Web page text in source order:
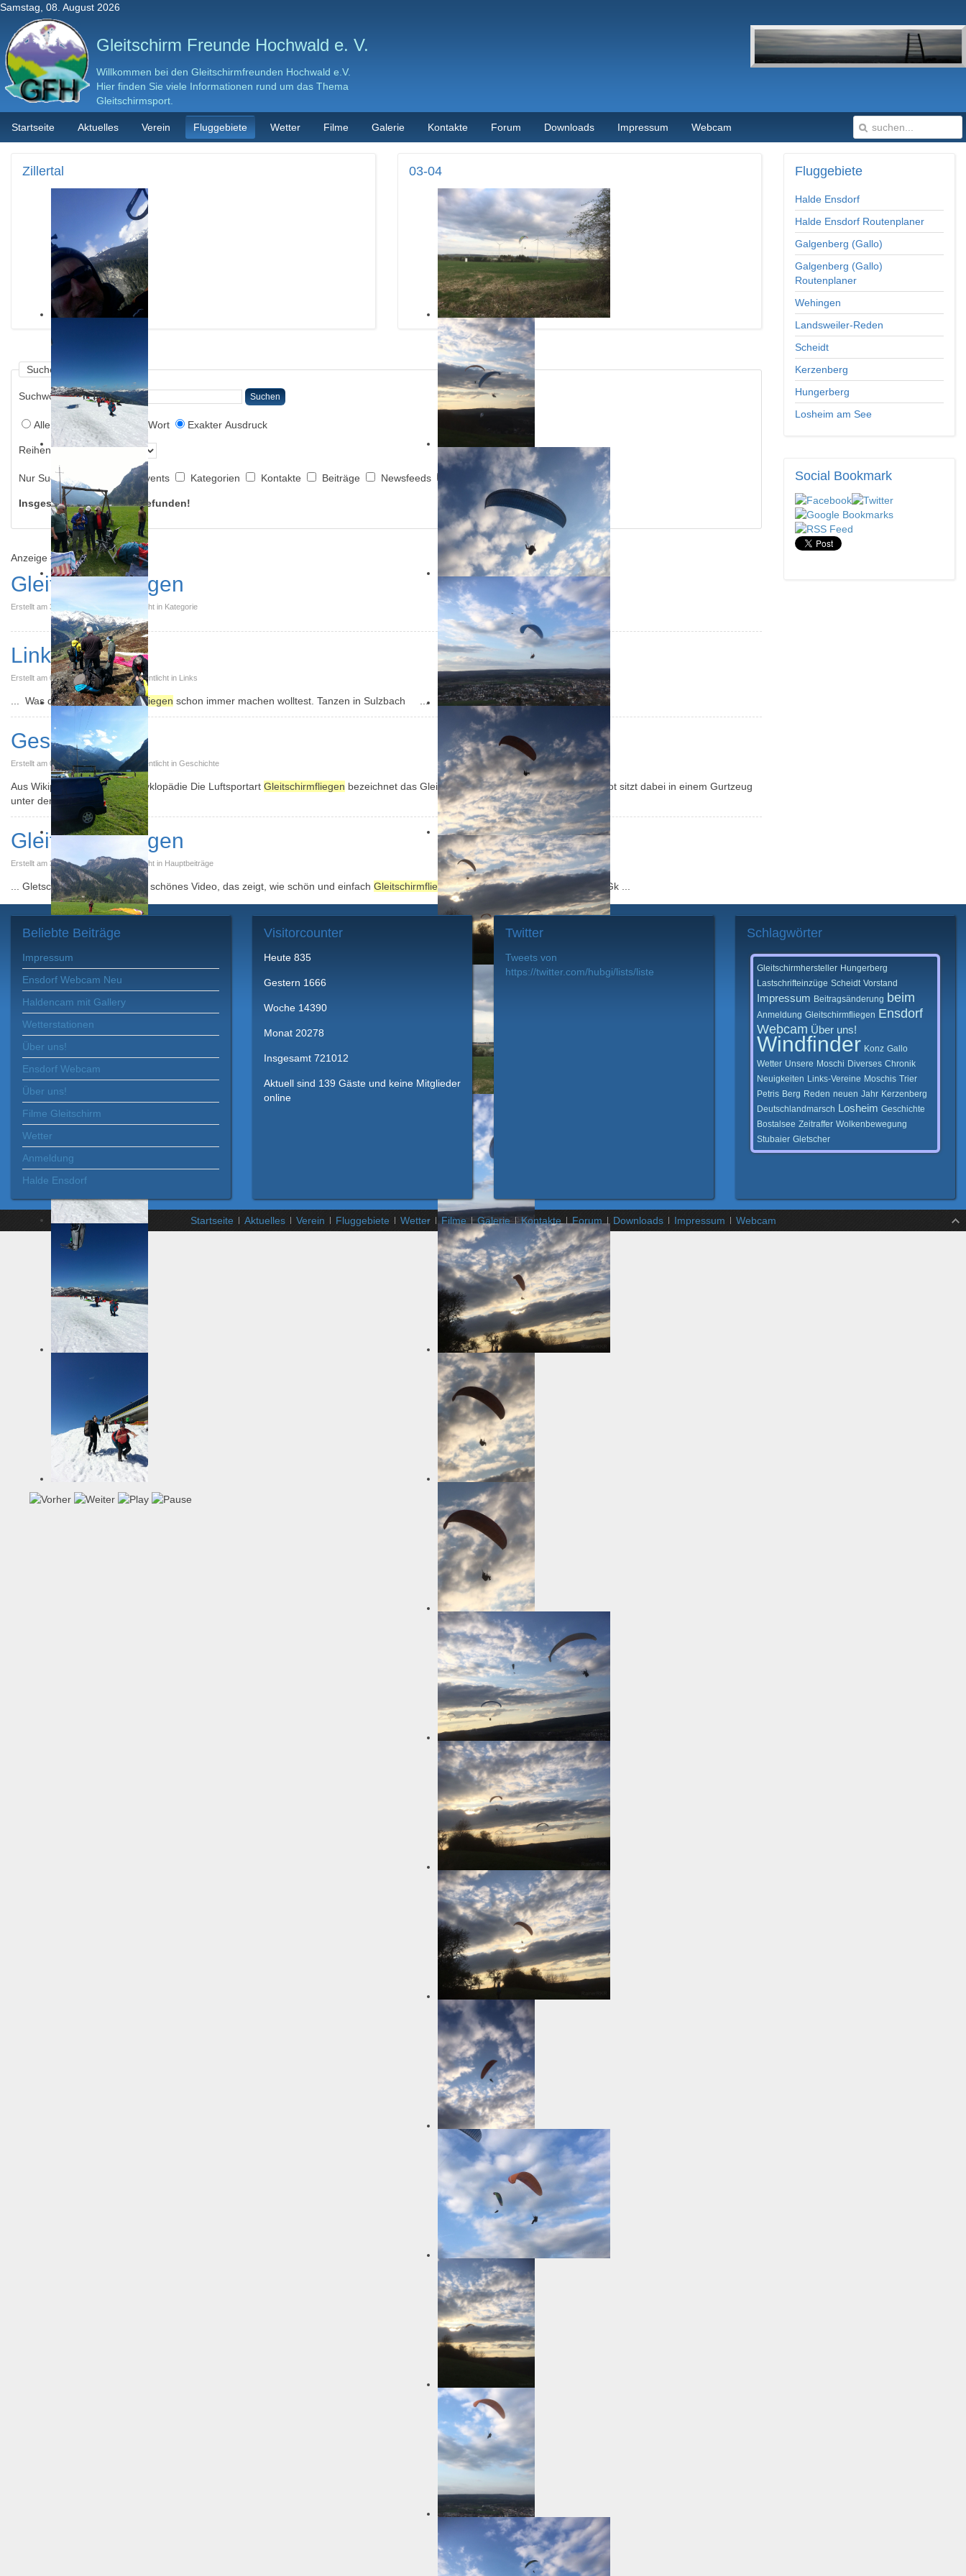
Samstag, 08. August 2026
Gleitschirm Freunde Hochwald e. V.
Willkommen bei den Gleitschirmfreunden Hochwald e.V.
Hier finden Sie viele Informationen rund um das Thema
Gleitschirmsport.
Startseite Aktuelles Verein Fluggebiete Wetter Filme Galerie Kontakte Forum Downloads Impressum Webcam
Zillertal 03-04
Suchen
Suchwörter: Suchen
Alle Wörter Irgendein Wort Exakter Ausdruck
Reihenfolge:
Nur Suchen: Suche in Events Kategorien Kontakte Beiträge Newsfeeds Schlagwörter Kommentare
Insgesamt 4 Ergebnisse gefunden!
Anzeige #
Gleitschirmfliegen
Erstellt am 31. August 2015. Veröffentlicht in Kategorie
Links
Erstellt am 01. September 2015. Veröffentlicht in Links
... Was du außerGleitschirmfliegen schon immer machen wolltest. Tanzen in Sulzbach ...
Geschichte
Erstellt am 01. September 2015. Veröffentlicht in Geschichte
Aus Wikipedia, der freien Enzyklopädie Die Luftsportart Gleitschirmfliegen bezeichnet das Gleitsegeln mit einem Gleitschirm. Der Pilot sitzt dabei in einem Gurtzeug
unter dem Gleitschirm ...
Gleitschirmfliegen
Erstellt am 31. August 2015. Veröffentlicht in Hauptbeiträge
... Gletscher BB0WElYi5eA ein schönes Video, das zeigt, wie schön und einfach Gleitschirmfliegenam Gallo sein kann. P3X80EpwkGk ...
Fluggebiete
Halde Ensdorf
Halde Ensdorf Routenplaner
Galgenberg (Gallo)
Galgenberg (Gallo)
Routenplaner
Wehingen
Landsweiler-Reden
Scheidt
Kerzenberg
Hungerberg
Losheim am See
Social Bookmark
Beliebte Beiträge
Impressum
Ensdorf Webcam Neu
Haldencam mit Gallery
Wetterstationen
Über uns!
Ensdorf Webcam
Über uns!
Filme Gleitschirm
Wetter
Anmeldung
Halde Ensdorf
Visitorcounter
Heute 835
Gestern 1666
Woche 14390
Monat 20278
Insgesamt 721012
Aktuell sind 139 Gäste und keine Mitglieder
online
Twitter
Tweets von
https://twitter.com/hubgi/lists/liste
Schlagwörter
Gleitschirmhersteller Hungerberg
Lastschrifteinzüge Scheidt Vorstand
Impressum Beitragsänderung beim
Anmeldung Gleitschirmfliegen Ensdorf
Webcam Über uns!
Windfinder Konz Gallo
Wetter Unsere Moschi Diverses Chronik
Neuigkeiten Links-Vereine Moschis Trier
Petris Berg Reden neuen Jahr Kerzenberg
Deutschlandmarsch Losheim Geschichte
Bostalsee Zeitraffer Wolkenbewegung
Stubaier Gletscher
Startseite Aktuelles Verein Fluggebiete Wetter Filme Galerie Kontakte Forum Downloads Impressum
Webcam